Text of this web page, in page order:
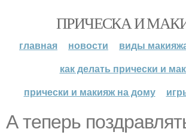
ПРИЧЕСКА И
главная новости
виды
как делать прически и
прически и макияж на дому
А теперь